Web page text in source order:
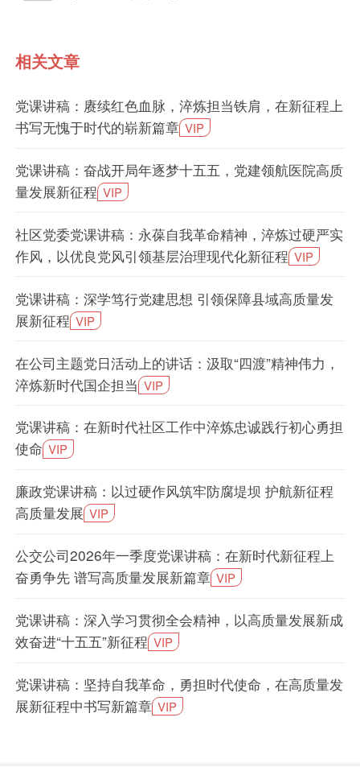
相关文章
党课讲稿：赓续红色血脉，淬炼担当铁肩，在新征程上
书写无愧于时代的崭新篇章 VIP
党课讲稿：奋战开局年逐梦十五五，党建领航医院高质
量发展新征程 VIP
社区党委党课讲稿：永葆自我革命精神，淬炼过硬严实
作风，以优良党风引领基层治理现代化新征程 VIP
党课讲稿：深学笃行党建思想 引领保障县域高质量发
展新征程 VIP
在公司主题党日活动上的讲话：汲取“四渡”精神伟力，
淬炼新时代国企担当 VIP
党课讲稿：在新时代社区工作中淬炼忠诚践行初心勇担
使命 VIP
廉政党课讲稿：以过硬作风筑牢防腐堤坝 护航新征程
高质量发展 VIP
公交公司2026年一季度党课讲稿：在新时代新征程上
奋勇争先 谱写高质量发展新篇章 VIP
党课讲稿：深入学习贯彻全会精神，以高质量发展新成
效奋进“十五五”新征程 VIP
党课讲稿：坚持自我革命，勇担时代使命，在高质量发
展新征程中书写新篇章 VIP